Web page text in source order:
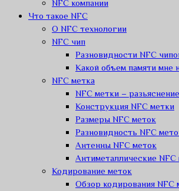
NFC компании
Что такое NFC
О NFC технологии
NFC чип
Разновидности NFC
Какой объем памяти мне
NFC метка
NFC метки – разьяснение
Конструкция NFC метки
Размеры NFC меток
Разновидность NFC
Антенны NFC меток
Антиметаллические NFC
Кодирование меток
Обзор кодирования NFC